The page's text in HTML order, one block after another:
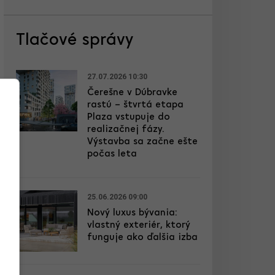
Tlačové správy
27.07.2026 10:30
Čerešne v Dúbravke
rastú – štvrtá etapa
Plaza vstupuje do
realizačnej fázy.
Výstavba sa začne ešte
počas leta
25.06.2026 09:00
Nový luxus bývania:
vlastný exteriér, ktorý
funguje ako ďalšia izba